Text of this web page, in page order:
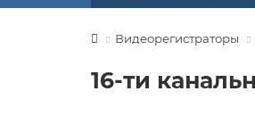
Видеорегистраторы
16-ти